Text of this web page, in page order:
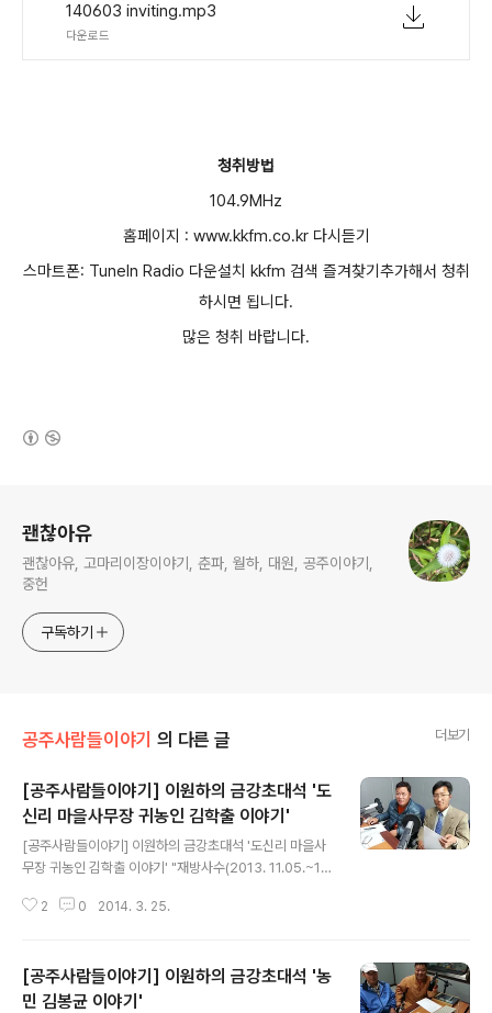
140603 inviting.mp3
다운로드
청취방법
104.9MHz
홈페이지 : www.kkfm.co.kr 다시듣기
스마트폰: Tuneln Radio 다운설치 kkfm 검색 즐겨찾기추가해서 청취
하시면 됩니다.
많은 청취 바랍니다.
괜찮아유
괜찮아유, 고마리이장이야기, 춘파, 월하, 대원, 공주이야기,
중헌
구독하기
공주사람들이야기 의 다른 글 더보기
[공주사람들이야기] 이원하의 금강초대석 '도
신리 마을사무장 귀농인 김학출 이야기'
[공주사람들이야기] 이원하의 금강초대석 '도신리 마을사
무장 귀농인 김학출 이야기' "재방사수(2013. 11.05.~11.
m.co.kr 다시듣기 스마트폰: Tuneln Radio 다운설치 k
2 0 2014. 3. 25.
[공주사람들이야기] 이원하의 금강초대석 '농
민 김봉균 이야기'